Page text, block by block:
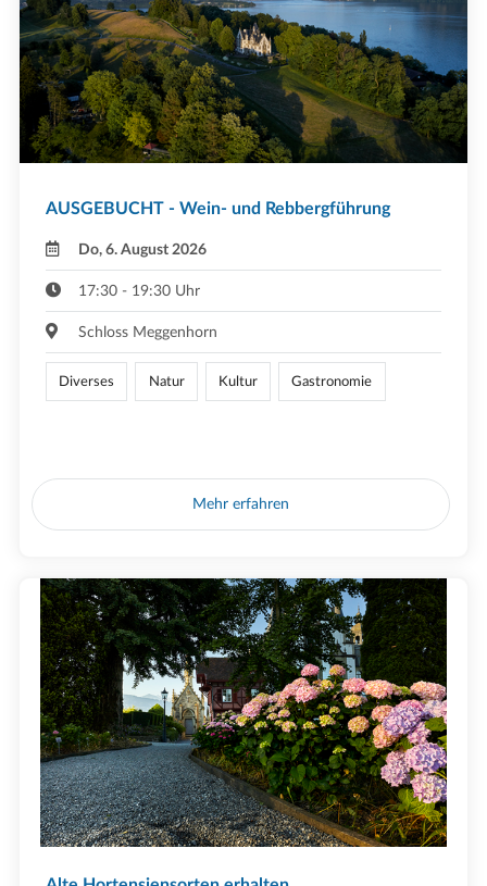
AUSGEBUCHT - Wein- und Rebbergführung
Do, 6. August 2026
17:30 - 19:30 Uhr
Schloss Meggenhorn
Diverses Natur Kultur Gastronomie
Mehr erfahren